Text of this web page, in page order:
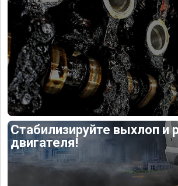
Стабилизируйте выхлоп и
двигателя!